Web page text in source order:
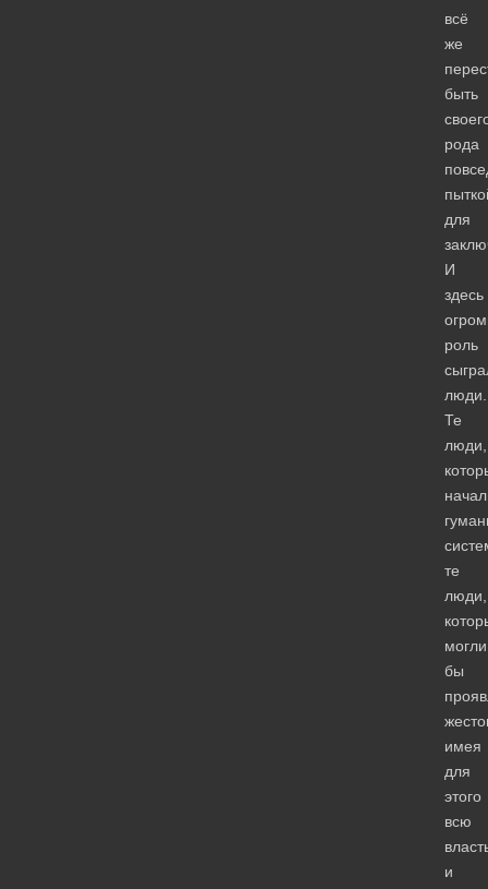
всё
же
быть
рода
для
И
здесь
роль
люди.
Те
люди,
те
люди,
могли
бы
имея
для
этого
всю
и